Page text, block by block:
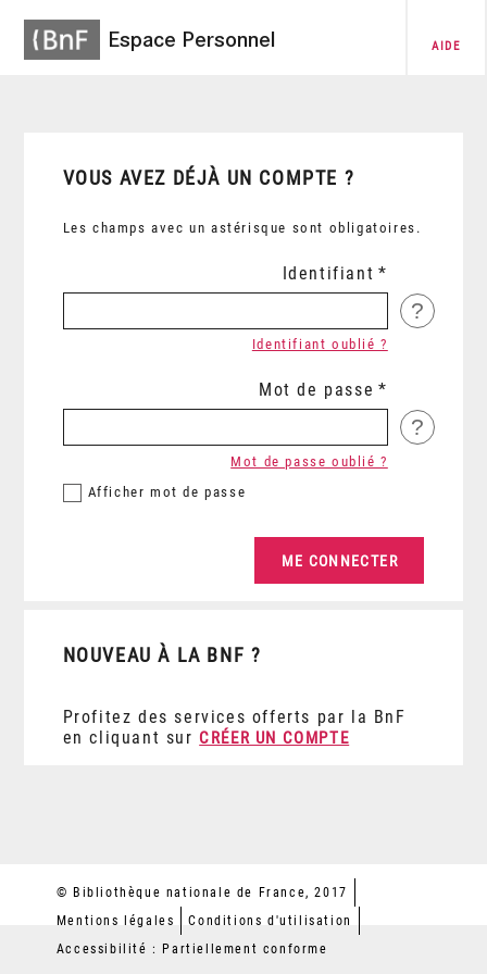
Espace Personnel AIDE
VOUS AVEZ DÉJÀ UN COMPTE ?
Les champs avec un astérisque sont obligatoires.
Identifiant
?
Identifiant oublié ?
Mot de passe
?
Afficher mot de passe
Mot de passe oublié ?
NOUVEAU À LA BNF ?
Profitez des services offerts par la BnF
en cliquant sur CRÉER UN COMPTE
© Bibliothèque nationale de France, 2017
Mentions légales
Conditions d'utilisation
Accessibilité : Partiellement conforme